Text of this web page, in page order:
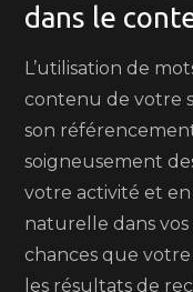
dans le
L’utilisation de
contenu de votre
son
soigneusement
votre activité et
naturelle dans
chances que
les résultats de